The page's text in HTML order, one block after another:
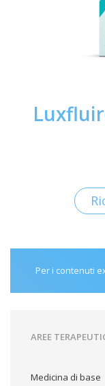
Per i contenuti
AREE
Medicina di base